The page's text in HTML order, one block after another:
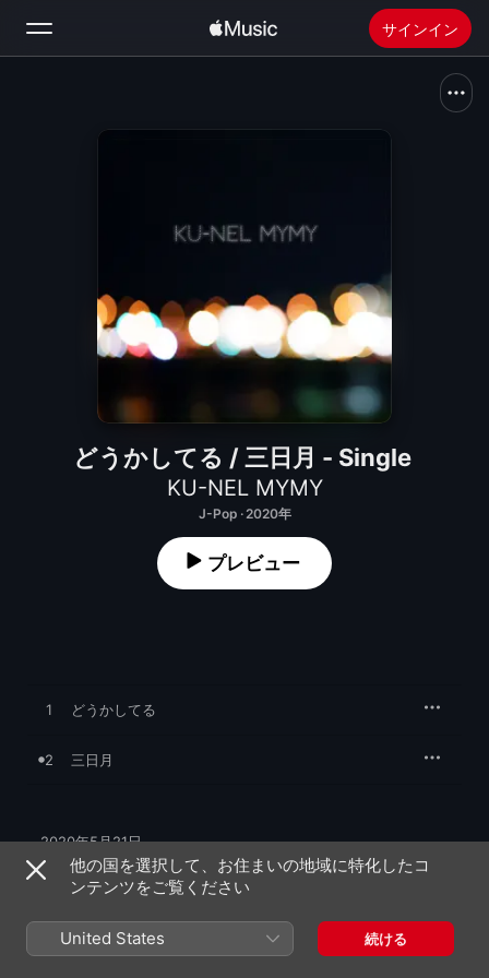
サインイン
Apple Musicをインストール
どうかしてる / 三日月 - Single
KU-NEL MYMY
J-Pop · 2020年
プレビュー
1 どうかしてる
2 三日月
2020年5月21日
2曲、9分
℗ 2020 KU-NEL MYMY
他の国を選択して、お住まいの地域に特化したコ
ンテンツをご覧ください
United States 続ける